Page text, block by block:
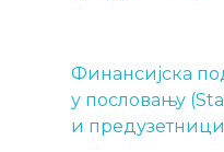
Финансијска
у пословању
и предузетници